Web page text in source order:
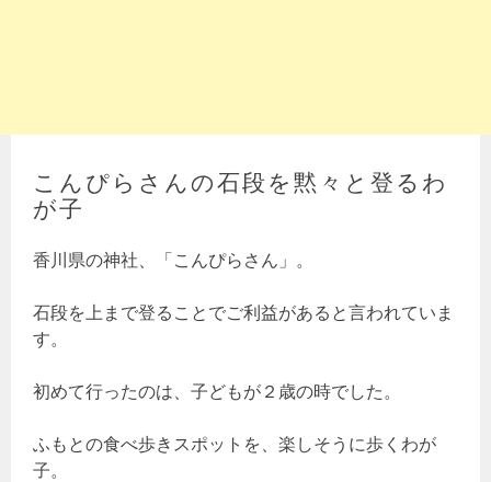
こんぴらさんの石段を黙々と登るわ
が子
香川県の神社、「こんぴらさん」。
石段を上まで登ることでご利益があると言われていま
す。
初めて行ったのは、子どもが２歳の時でした。
ふもとの食べ歩きスポットを、楽しそうに歩くわが
子。